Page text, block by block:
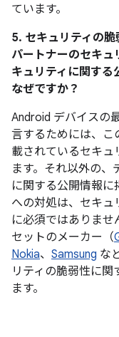
ています。
5. セキュリティの
パートナーのセキ
キュリティに関する
なぜですか？
Android デバイスの
言するためには、こ
載されているセキュ
ます。それ以外の、
に関する公開情報
への対処は、セキュ
に必須ではありま
セットのメーカー（
Nokia、 Samsung な
リティの脆弱性に
ます。